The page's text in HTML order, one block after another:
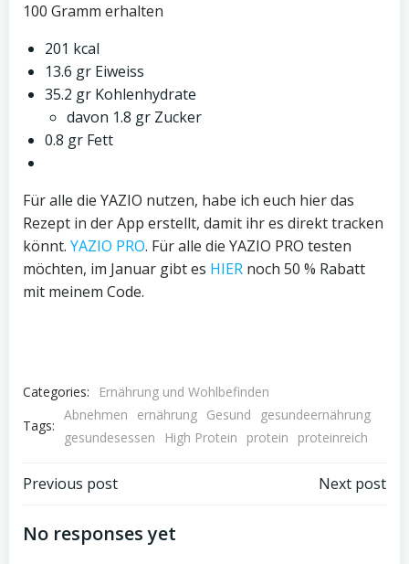
100 Gramm erhalten
201 kcal
13.6 gr Eiweiss
35.2 gr Kohlenhydrate
davon 1.8 gr Zucker
0.8 gr Fett
Für alle die YAZIO nutzen, habe ich euch hier das
Rezept in der App erstellt, damit ihr es direkt tracken
könnt. YAZIO PRO. Für alle die YAZIO PRO testen
möchten, im Januar gibt es HIER noch 50 % Rabatt
mit meinem Code.
Categories:
Ernährung und Wohlbefinden
Tags:
Abnehmen ernährung Gesund
gesundeernährung
gesundesessen
High Protein protein proteinreich
Post
navigation
Previous post Next post
No responses yet